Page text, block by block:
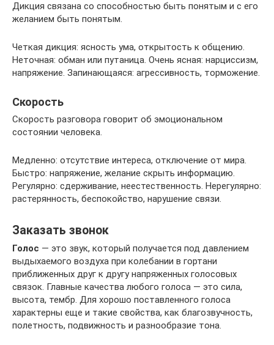
Дикция связана со способностью быть понятым и с его
желанием быть понятым.
Четкая дикция: ясность ума, открытость к общению.
Неточная: обман или путаница. Очень ясная: нарциссизм,
напряжение. Запинающаяся: агрессивность, торможение.
Скорость
Скорость разговора говорит об эмоциональном
состоянии человека.
Медленно: отсутствие интереса, отключение от мира.
Быстро: напряжение, желание скрыть информацию.
Регулярно: сдерживание, неестественность. Нерегулярно:
растерянность, беспокойство, нарушение связи.
Заказать звонок
Голос — это звук, который получается под давлением
выдыхаемого воздуха при колебании в гортани
приближенных друг к другу напряженных голосовых
связок. Главные качества любого голоса — это сила,
высота, тембр. Для хорошо поставленного голоса
характерны еще и такие свойства, как благозвучность,
полетность, подвижность и разнообразие тона.